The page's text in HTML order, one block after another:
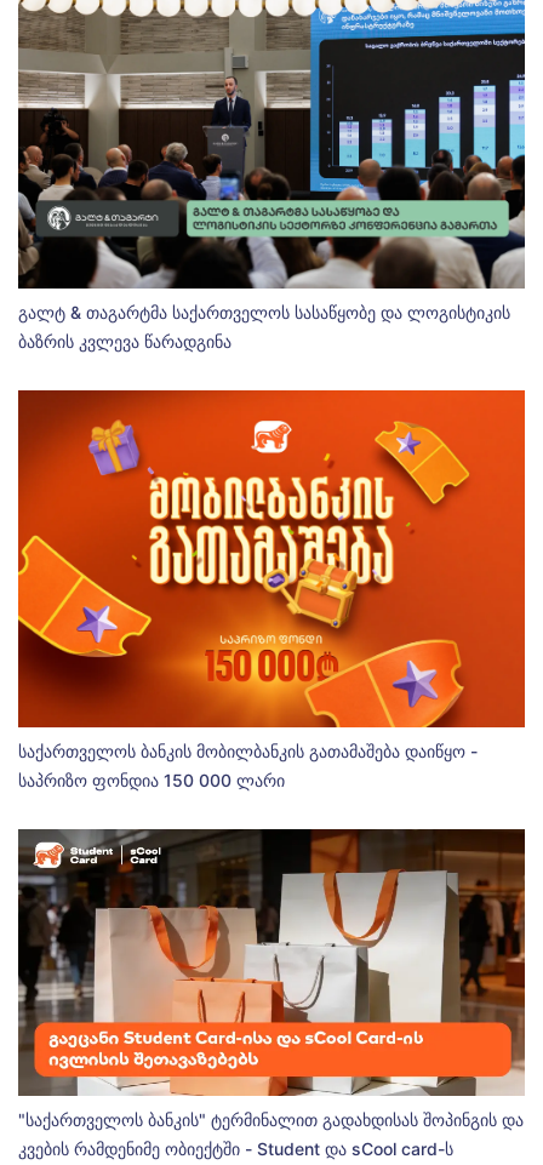
გალტ & თაგარტმა საქართველოს სასაწყობე და ლოგისტიკის
ბაზრის კვლევა წარადგინა
საქართველოს ბანკის მობილბანკის გათამაშება დაიწყო -
საპრიზო ფონდია 150 000 ლარი
"საქართველოს ბანკის" ტერმინალით გადახდისას შოპინგის და
კვების რამდენიმე ობიექტში - Student და sCool card-ს